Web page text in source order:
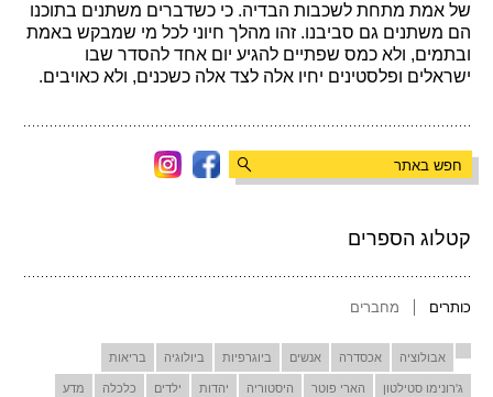
קטלוג הספרים
כותרים מחברים
אבולוציה אכסדרה אנשים ביוגרפיות ביולוגיה בריאות
ג'רונימו סטילטון הארי פוטר היסטוריה יהדות ילדים כלכלה מדע
של אמת מתחת לשכבות הבדיה. כי כשדברים משתנים בתוכנו
הם משתנים גם סביבנו. זהו מהלך חיוני לכל מי שמבקש באמת
ובתמים, ולא כמס שפתיים להגיע יום אחד להסדר שבו
ישראלים ופלסטינים יחיו אלה לצד אלה כשכנים, ולא כאויבים.